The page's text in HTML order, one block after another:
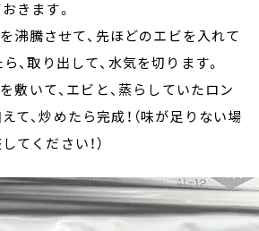
きます。
騰させて、先ほどのエビを入れて
、取り出して、水気を切ります。
いて、エビと、蒸らしていたロン
て、炒めたら完成！（味が足りない場
てください！）